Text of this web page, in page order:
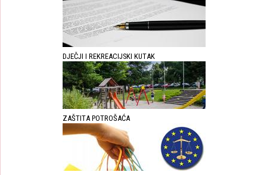
DJEČJI I REKREACIJSKI KUTAK
ZAŠTITA POTROŠAĆA